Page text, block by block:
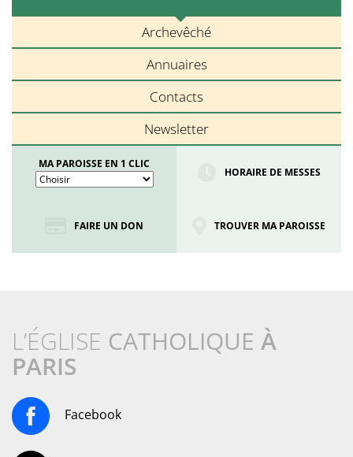
Archevêché
Annuaires
Contacts
Newsletter
MA PAROISSE EN 1 CLIC
HORAIRE DE MESSES
FAIRE UN DON TROUVER MA PAROISSE
L’ÉGLISE CATHOLIQUE À
PARIS
Facebook